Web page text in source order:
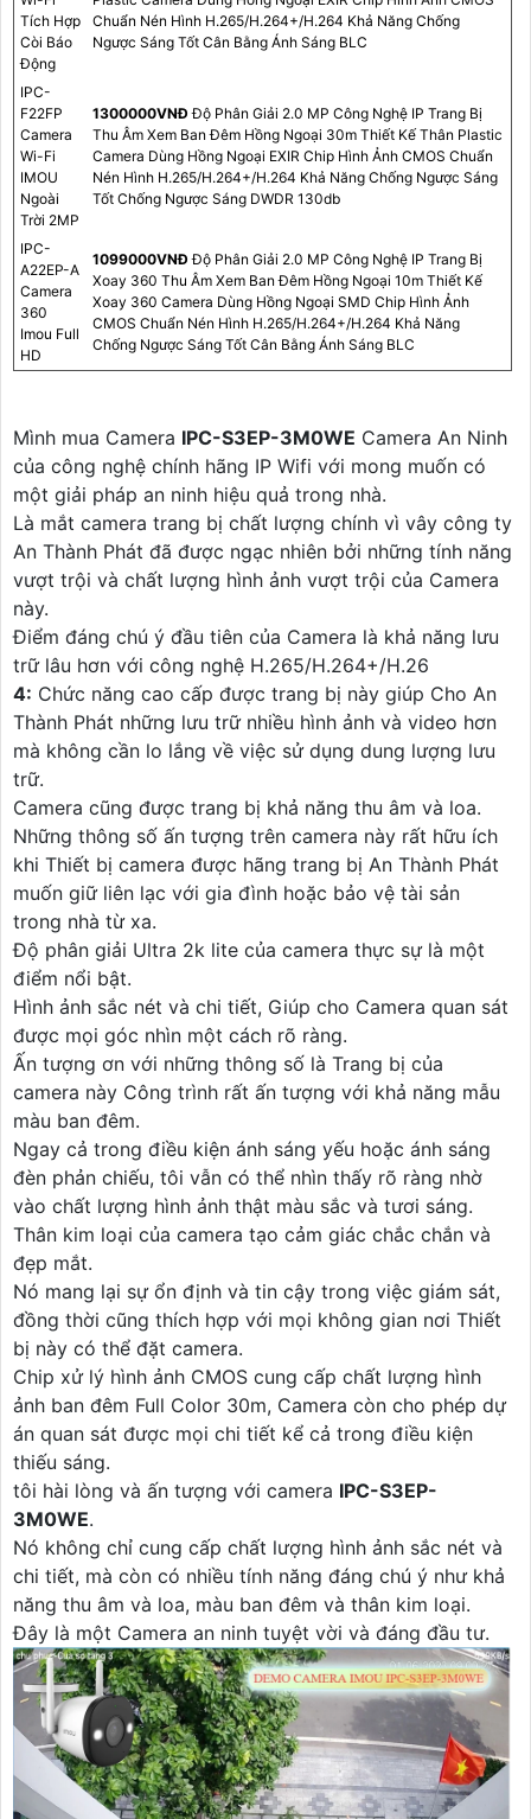
Tích Hợp
Còi Báo
Động
Chuẩn Nén Hình H.265/H.264+/H.264 Khả Năng Chống
Ngược Sáng Tốt Cân Bằng Ánh Sáng BLC
IPC-
F22FP
Camera
Wi-Fi
IMOU
Ngoài
Trời 2MP
1300000VNÐ Độ Phân Giải 2.0 MP Công Nghệ IP Trang Bị
Thu Âm Xem Ban Đêm Hồng Ngoại 30m Thiết Kế Thân Plastic
Camera Dùng Hồng Ngoại EXIR Chip Hình Ảnh CMOS Chuẩn
Nén Hình H.265/H.264+/H.264 Khả Năng Chống Ngược Sáng
Tốt Chống Ngược Sáng DWDR 130db
IPC-
A22EP-A
Camera
360
Imou Full
HD
1099000VNÐ Độ Phân Giải 2.0 MP Công Nghệ IP Trang Bị
Xoay 360 Thu Âm Xem Ban Đêm Hồng Ngoại 10m Thiết Kế
Xoay 360 Camera Dùng Hồng Ngoại SMD Chip Hình Ảnh
CMOS Chuẩn Nén Hình H.265/H.264+/H.264 Khả Năng
Chống Ngược Sáng Tốt Cân Bằng Ánh Sáng BLC
Mình mua Camera IPC-S3EP-3M0WE Camera An Ninh
của công nghệ chính hãng IP Wifi với mong muốn có
một giải pháp an ninh hiệu quả trong nhà.
Là mắt camera trang bị chất lượng chính vì vây công ty
An Thành Phát đã được ngạc nhiên bởi những tính năng
vượt trội và chất lượng hình ảnh vượt trội của Camera
này.
Điểm đáng chú ý đầu tiên của Camera là khả năng lưu
trữ lâu hơn với công nghệ H.265/H.264+/H.26
4: Chức năng cao cấp được trang bị này giúp Cho An
Thành Phát những lưu trữ nhiều hình ảnh và video hơn
mà không cần lo lắng về việc sử dụng dung lượng lưu
trữ.
Camera cũng được trang bị khả năng thu âm và loa.
Những thông số ấn tượng trên camera này rất hữu ích
khi Thiết bị camera được hãng trang bị An Thành Phát
muốn giữ liên lạc với gia đình hoặc bảo vệ tài sản
trong nhà từ xa.
Độ phân giải Ultra 2k lite của camera thực sự là một
điểm nổi bật.
Hình ảnh sắc nét và chi tiết, Giúp cho Camera quan sát
được mọi góc nhìn một cách rõ ràng.
Ấn tượng ơn với những thông số là Trang bị của
camera này Công trình rất ấn tượng với khả năng mẫu
màu ban đêm.
Ngay cả trong điều kiện ánh sáng yếu hoặc ánh sáng
đèn phản chiếu, tôi vẫn có thể nhìn thấy rõ ràng nhờ
vào chất lượng hình ảnh thật màu sắc và tươi sáng.
Thân kim loại của camera tạo cảm giác chắc chắn và
đẹp mắt.
Nó mang lại sự ổn định và tin cậy trong việc giám sát,
đồng thời cũng thích hợp với mọi không gian nơi Thiết
bị này có thể đặt camera.
Chip xử lý hình ảnh CMOS cung cấp chất lượng hình
ảnh ban đêm Full Color 30m, Camera còn cho phép dự
án quan sát được mọi chi tiết kể cả trong điều kiện
thiếu sáng.
tôi hài lòng và ấn tượng với camera IPC-S3EP-
3M0WE.
Nó không chỉ cung cấp chất lượng hình ảnh sắc nét và
chi tiết, mà còn có nhiều tính năng đáng chú ý như khả
năng thu âm và loa, màu ban đêm và thân kim loại.
Đây là một Camera an ninh tuyệt vời và đáng đầu tư.